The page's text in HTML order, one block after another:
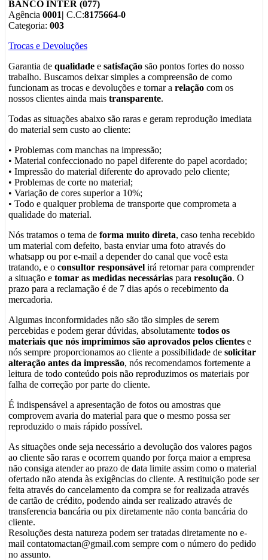
BANCO INTER (077)
Agência 0001| C.C:8175664-0
Categoria: 003
Trocas e Devoluções
Garantia de qualidade e satisfação são pontos fortes do nosso
trabalho. Buscamos deixar simples a compreensão de como
funcionam as trocas e devoluções e tornar a relação com os
nossos clientes ainda mais transparente.
Todas as situações abaixo são raras e geram reprodução imediata
do material sem custo ao cliente:
• Problemas com manchas na impressão;
• Material confeccionado no papel diferente do papel acordado;
• Impressão do material diferente do aprovado pelo cliente;
• Problemas de corte no material;
• Variação de cores superior a 10%;
• Todo e qualquer problema de transporte que comprometa a
qualidade do material.
Nós tratamos o tema de forma muito direta, caso tenha recebido
um material com defeito, basta enviar uma foto através do
whatsapp ou por e-mail a depender do canal que você esta
tratando, e o consultor responsável irá retornar para comprender
a situação e tomar as medidas necessárias para resolução. O
prazo para a reclamação é de 7 dias após o recebimento da
mercadoria.
Algumas inconformidades não são tão simples de serem
percebidas e podem gerar dúvidas, absolutamente todos os
materiais que nós imprimimos são aprovados pelos clientes e
nós sempre proporcionamos ao cliente a possibilidade de solicitar
alteração antes da impressão, nós recomendamos fortemente a
leitura de todo conteúdo pois não reproduzimos os materiais por
falha de correção por parte do cliente.
É indispensável a apresentação de fotos ou amostras que
comprovem avaria do material para que o mesmo possa ser
reproduzido o mais rápido possível.
As situações onde seja necessário a devolução dos valores pagos
ao cliente são raras e ocorrem quando por força maior a empresa
não consiga atender ao prazo de data limite assim como o material
ofertado não atenda às exigências do cliente. A restituição pode ser
feita através do cancelamento da compra se for realizada através
de cartão de crédito, podendo ainda ser realizado através de
transferencia bancária ou pix diretamente não conta bancária do
cliente.
Resoluções desta natureza podem ser tratadas diretamente no e-
mail contatomactan@gmail.com sempre com o número do pedido
no assunto.